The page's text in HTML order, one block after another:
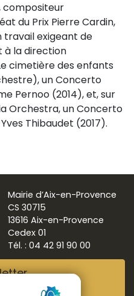
compositeur
du Prix Pierre Cardin,
travail exigeant de
à la direction
cimetière des enfants
un Concerto
Pernoo (2014), et, sur
Orchestra, un Concerto
Thibaudet (2017).
Mairie d’Aix-en-Provence
CS 30715
13616 Aix-en-Provence
Cedex 01
Tél. : 04 42 91 90 00